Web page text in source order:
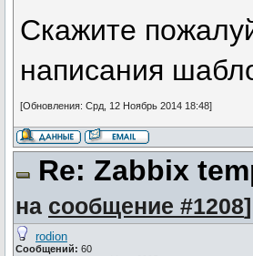
Скажите
написания
[Обновления: Срд, 12 Ноябрь 2014 18:48]
Re: Zabbix
на сообщение #1208]
rodion
Сообщений: 60